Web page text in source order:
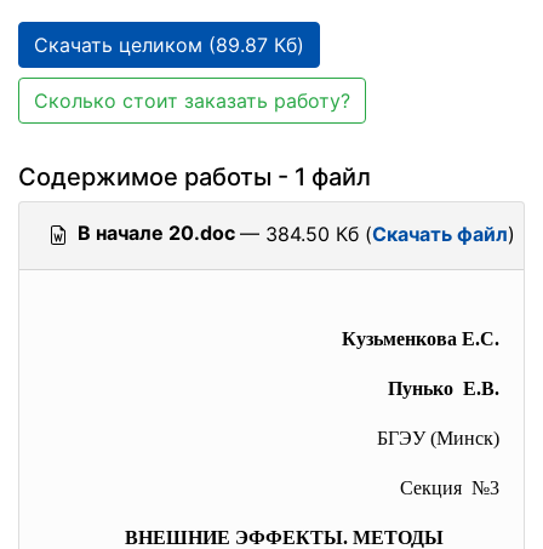
Скачать целиком (89.87 Кб)
Сколько стоит заказать работу?
Содержимое работы - 1 файл
В начале 20.doc — 384.50 Кб (Скачать файл)
Кузьменкова Е.С.
Пунько Е.В.
БГЭУ (Минск)
Секция №3
ВНЕШНИЕ ЭФФЕКТЫ. МЕТОДЫ